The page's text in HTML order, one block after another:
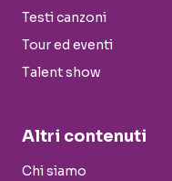
Testi canzoni
Tour ed eventi
Talent show
Altri contenuti
Chi siamo